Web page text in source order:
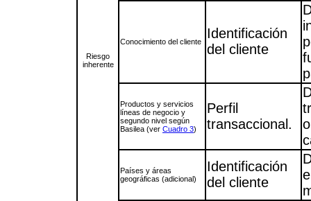
Riesgo
inherente
Conocimiento del cliente
Identificación
del cliente
Productos y servicios
líneas de negocio y
segundo nivel según
Basilea (ver Cuadro 3)
Perfil
transaccional.
Países y áreas
geográficas (adicional)
Identificación
del cliente